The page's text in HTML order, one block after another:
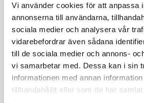
Vi använder cookies för att anpassa
annonserna till användarna,
sociala medier och analysera vår
vidarebefordrar även sådana
till de sociala medier och annons-
vi samarbetar med. Dessa kan i sin
informationen med annan
tillhandahållit eller som de har
1 juni 2026
Jens Mårtensson:
– nu ska han lära
4 juni 2026
Polisregionen